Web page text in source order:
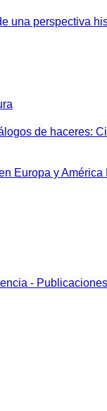
una perspectiva
de haceres:
Europa y América
- Publicaciones